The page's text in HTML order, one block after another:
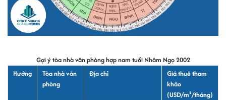
Gợi ý tòa nhà văn phòng hợp nam tuổi Nhâm Ngọ 2002
Hướng
Tòa nhà văn
phòng
Địa chỉ
Giá thuê tham
khảo
(USD/m²/tháng)